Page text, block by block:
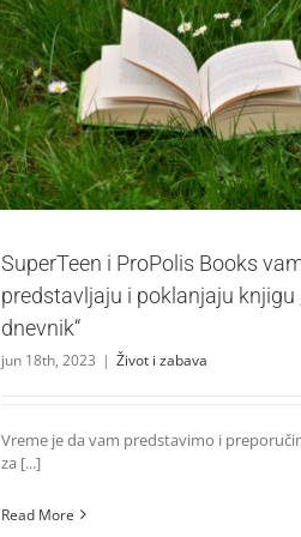
SuperTeen i ProPolis Books vam
knjigu „Kabijev dnevnik“
Život i zabava
SuperTeen i ProPolis Books
predstavljaju i poklanjaju knjigu
dnevnik“
jun 18th, 2023 | Život i zabava
Vreme je da vam predstavimo i
za [...]
Read More